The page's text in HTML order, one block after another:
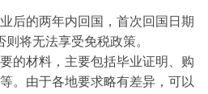
后的两年内回国，首次回国日期
将无法享受免税政策。
的材料，主要包括毕业证明、购
。由于各地要求略有差异，可以